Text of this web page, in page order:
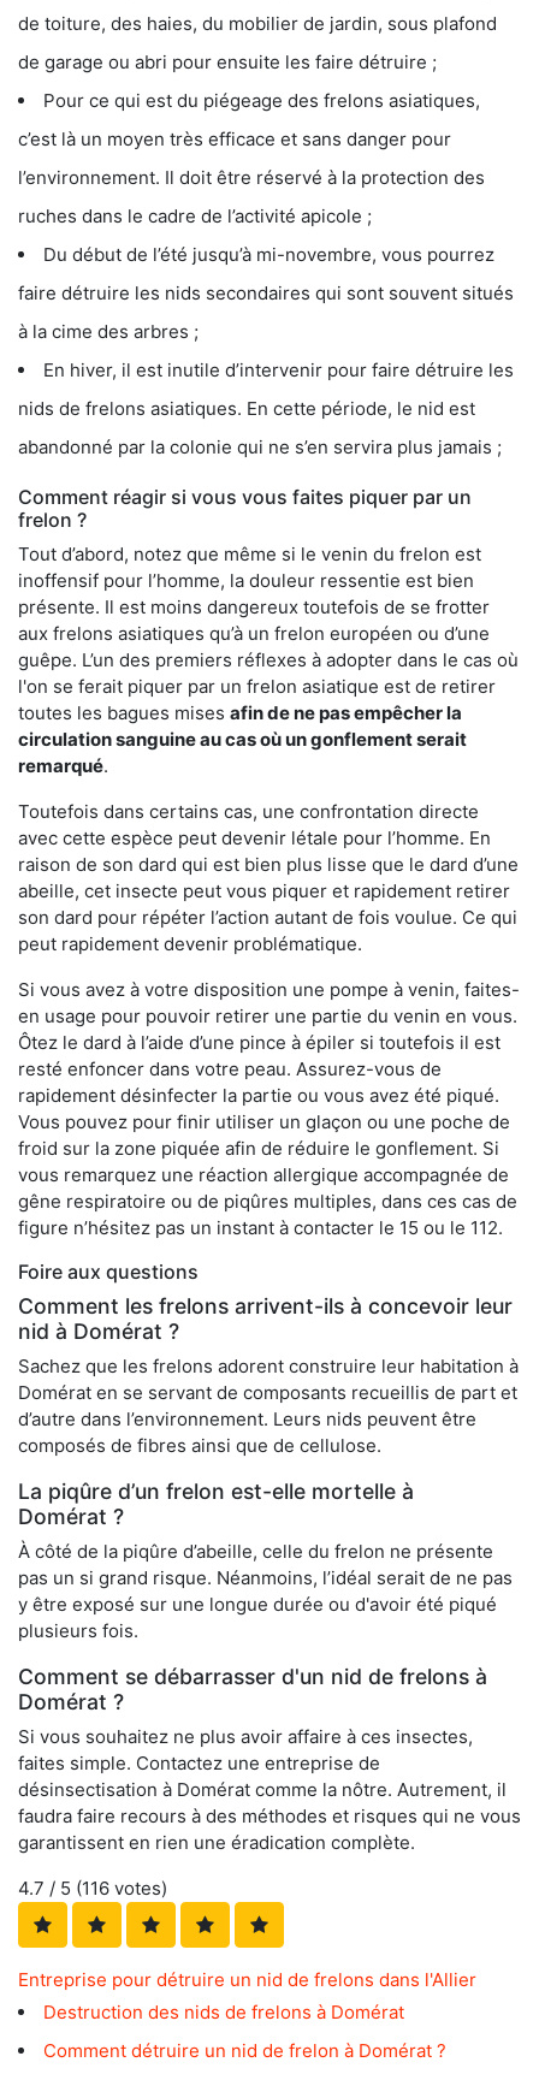
de toiture, des haies, du mobilier de jardin, sous plafond
de garage ou abri pour ensuite les faire détruire ;
Pour ce qui est du piégeage des frelons asiatiques,
c’est là un moyen très efficace et sans danger pour
l’environnement. Il doit être réservé à la protection des
ruches dans le cadre de l’activité apicole ;
Du début de l’été jusqu’à mi-novembre, vous pourrez
faire détruire les nids secondaires qui sont souvent situés
à la cime des arbres ;
En hiver, il est inutile d’intervenir pour faire détruire les
nids de frelons asiatiques. En cette période, le nid est
abandonné par la colonie qui ne s’en servira plus jamais ;
Comment réagir si vous vous faites piquer par un
frelon ?
Tout d’abord, notez que même si le venin du frelon est
inoffensif pour l’homme, la douleur ressentie est bien
présente. Il est moins dangereux toutefois de se frotter
aux frelons asiatiques qu’à un frelon européen ou d’une
guêpe. L’un des premiers réflexes à adopter dans le cas où
l'on se ferait piquer par un frelon asiatique est de retirer
toutes les bagues mises afin de ne pas empêcher la
circulation sanguine au cas où un gonflement serait
remarqué.
Toutefois dans certains cas, une confrontation directe
avec cette espèce peut devenir létale pour l’homme. En
raison de son dard qui est bien plus lisse que le dard d’une
abeille, cet insecte peut vous piquer et rapidement retirer
son dard pour répéter l’action autant de fois voulue. Ce qui
peut rapidement devenir problématique.
Si vous avez à votre disposition une pompe à venin, faites-
en usage pour pouvoir retirer une partie du venin en vous.
Ôtez le dard à l’aide d’une pince à épiler si toutefois il est
resté enfoncer dans votre peau. Assurez-vous de
rapidement désinfecter la partie ou vous avez été piqué.
Vous pouvez pour finir utiliser un glaçon ou une poche de
froid sur la zone piquée afin de réduire le gonflement. Si
vous remarquez une réaction allergique accompagnée de
gêne respiratoire ou de piqûres multiples, dans ces cas de
figure n’hésitez pas un instant à contacter le 15 ou le 112.
Foire aux questions
Comment les frelons arrivent-ils à concevoir leur
nid à Domérat ?
Sachez que les frelons adorent construire leur habitation à
Domérat en se servant de composants recueillis de part et
d’autre dans l’environnement. Leurs nids peuvent être
composés de fibres ainsi que de cellulose.
La piqûre d’un frelon est-elle mortelle à
Domérat ?
À côté de la piqûre d’abeille, celle du frelon ne présente
pas un si grand risque. Néanmoins, l’idéal serait de ne pas
y être exposé sur une longue durée ou d'avoir été piqué
plusieurs fois.
Comment se débarrasser d'un nid de frelons à
Domérat ?
Si vous souhaitez ne plus avoir affaire à ces insectes,
faites simple. Contactez une entreprise de
désinsectisation à Domérat comme la nôtre. Autrement, il
faudra faire recours à des méthodes et risques qui ne vous
garantissent en rien une éradication complète.
4.7 / 5 (116 votes)
Entreprise pour détruire un nid de frelons dans l'Allier
Destruction des nids de frelons à Domérat
Comment détruire un nid de frelon à Domérat ?